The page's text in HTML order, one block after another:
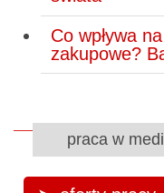
Co wpływa
zakupowe?
praca w